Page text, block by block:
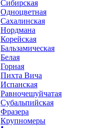
Сибирская
Одноцветная
Сахалинская
Нордмана
Корейская
Бальзамическая
Белая
Горная
Пихта Вича
Испанская
Равночешуйчатая
Субальпийская
Фразера
Крупномеры